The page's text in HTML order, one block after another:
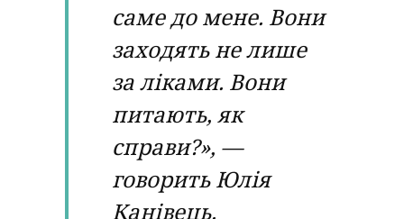
саме до мене. Вони
заходять не лише
за ліками. Вони
питають, як
справи?», —
говорить Юлія
Канівець.